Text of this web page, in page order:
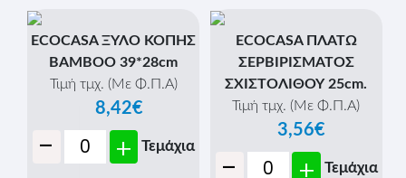
ECOCASA ΞΥΛΟ ΚΟΠΗΣ
BAMBOO 39*28cm
Τιμή τμχ. (Με Φ.Π.Α)
8,42€
- + Τεμάχια
ECOCASA ΠΛΑΤΩ
ΣΕΡΒΙΡΙΣΜΑΤΟΣ
ΣΧΙΣΤΟΛIΘΟΥ 25cm.
Τιμή τμχ. (Με Φ.Π.Α)
3,56€
- + Τεμάχια